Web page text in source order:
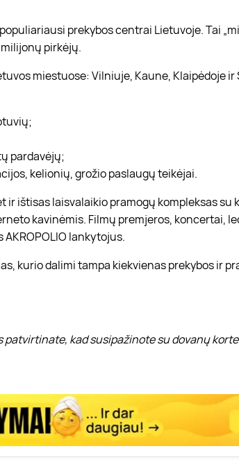
prekybos centrai Lietuvoje. Tai
pirkėjų.
miestuose: Vilniuje, Kaune, Klaipėdoje ir
pardavėjų;
kelionių, grožio paslaugų teikėjai.
ištisas laisvalaikio pramogų kompleksas su
kavinėmis. Filmų premjeros, koncertai,
lankytojus.
kurio dalimi tampa kiekvienas prekybos ir
patvirtinate, kad susipažinote su dovanų